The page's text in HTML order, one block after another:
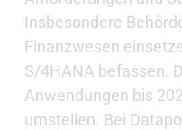
Insbesondere
Finanzwesen
S/4HANA befassen.
Anwendungen bis
umstellen. Bei